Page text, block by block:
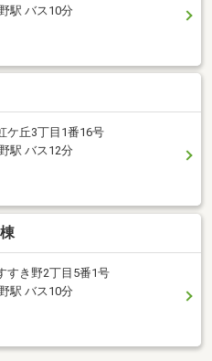
駅 バス10分
ケ丘3丁目1番16号
駅 バス12分
すき野2丁目5番1号
駅 バス10分